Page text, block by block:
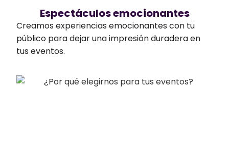
Espectáculos emocionantes
Creamos experiencias emocionantes con tu
público para dejar una impresión duradera en
tus eventos.